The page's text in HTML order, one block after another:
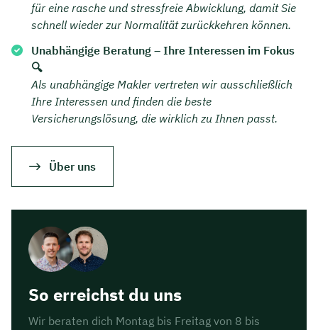
für eine rasche und stressfreie Abwicklung, damit Sie
schnell wieder zur Normalität zurückkehren können.
Unabhängige Beratung – Ihre Interessen im Fokus
🔍
Als unabhängige Makler vertreten wir ausschließlich
Ihre Interessen und finden die beste
Versicherungslösung, die wirklich zu Ihnen passt.
Über uns
So erreichst du uns
Wir beraten dich Montag bis Freitag von 8 bis